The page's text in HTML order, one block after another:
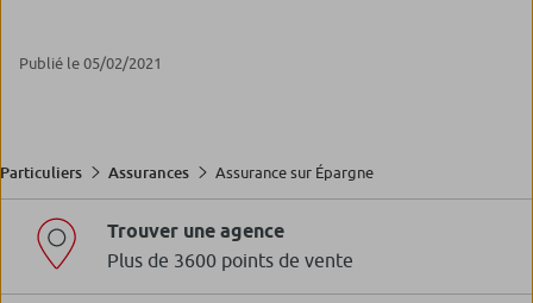
Publié le 05/02/2021
Particuliers Assurances Assurance sur Épargne
Trouver une agence
Plus de 3600 points de vente